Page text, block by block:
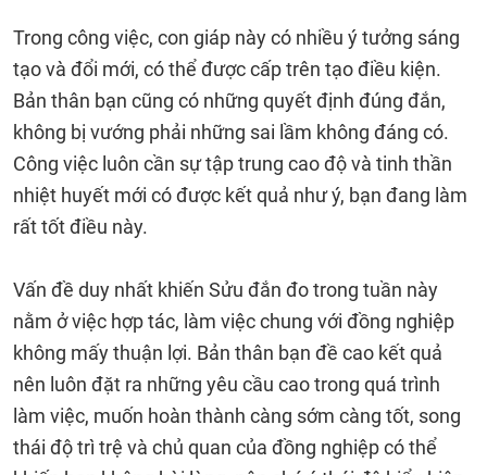
Trong công việc, con giáp này có nhiều ý tưởng sáng
tạo và đổi mới, có thể được cấp trên tạo điều kiện.
Bản thân bạn cũng có những quyết định đúng đắn,
không bị vướng phải những sai lầm không đáng có.
Công việc luôn cần sự tập trung cao độ và tinh thần
nhiệt huyết mới có được kết quả như ý, bạn đang làm
rất tốt điều này.
Vấn đề duy nhất khiến Sửu đắn đo trong tuần này
nằm ở việc hợp tác, làm việc chung với đồng nghiệp
không mấy thuận lợi. Bản thân bạn đề cao kết quả
nên luôn đặt ra những yêu cầu cao trong quá trình
làm việc, muốn hoàn thành càng sớm càng tốt, song
thái độ trì trệ và chủ quan của đồng nghiệp có thể